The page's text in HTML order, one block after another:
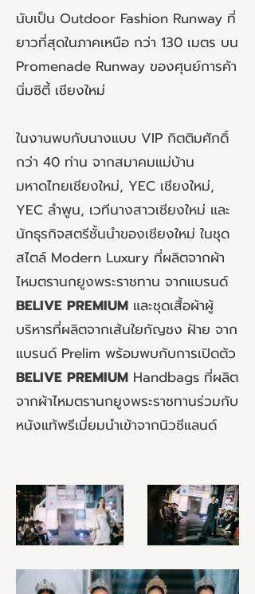
นับเป็น Outdoor Fashion Runway ที่
ยาวที่สุดในภาคเหนือ กว่า 130 เมตร บน
Promenade Runway ของศุนย์การค้า
นิ่มซิตี้ เชียงใหม่
ในงานพบกับนางแบบ VIP กิตติมศักดิ์
กว่า 40 ท่าน จากสมาคมแม่บ้าน
มหาดไทยเชียงใหม่, YEC เชียงใหม่,
YEC ลำพูน, เวทีนางสาวเชียงใหม่ และ
นักธุรกิจสตรีชั้นนำของเชียงใหม่ ในชุด
สไตล์ Modern Luxury ที่ผลิตจากผ้า
ไหมตรานกยูงพระราชทาน จากแบรนด์
BELIVE PREMIUM และชุดเสื้อผ้าผู้
บริหารที่ผลิตจากเส้นใยกัญชง ฝ้าย จาก
แบรนด์ Prelim พร้อมพบกับการเปิดตัว
BELIVE PREMIUM Handbags ที่ผลิต
จากผ้าไหมตรานกยูงพระราชทานร่วมกับ
หนังแท้พรีเมี่ยมนำเข้าจากนิวซีแลนด์